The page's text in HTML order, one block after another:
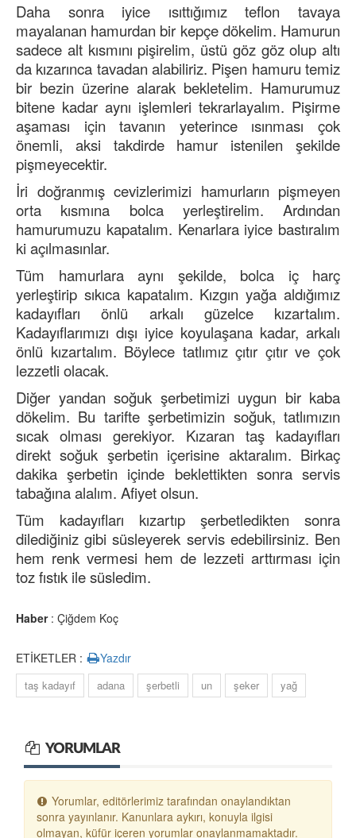
Daha sonra iyice ısıttığımız teflon tavaya
mayalanan hamurdan bir kepçe dökelim. Hamurun
sadece alt kısmını pişirelim, üstü göz göz olup altı
da kızarınca tavadan alabiliriz. Pişen hamuru temiz
bir bezin üzerine alarak bekletelim. Hamurumuz
bitene kadar aynı işlemleri tekrarlayalım. Pişirme
aşaması için tavanın yeterince ısınması çok
önemli, aksi takdirde hamur istenilen şekilde
pişmeyecektir.
İri doğranmış cevizlerimizi hamurların pişmeyen
orta kısmına bolca yerleştirelim. Ardından
hamurumuzu kapatalım. Kenarlara iyice bastıralım
ki açılmasınlar.
Tüm hamurlara aynı şekilde, bolca iç harç
yerleştirip sıkıca kapatalım. Kızgın yağa aldığımız
kadayıfları önlü arkalı güzelce kızartalım.
Kadayıflarımızı dışı iyice koyulaşana kadar, arkalı
önlü kızartalım. Böylece tatlımız çıtır çıtır ve çok
lezzetli olacak.
Diğer yandan soğuk şerbetimizi uygun bir kaba
dökelim. Bu tarifte şerbetimizin soğuk, tatlımızın
sıcak olması gerekiyor. Kızaran taş kadayıfları
direkt soğuk şerbetin içerisine aktaralım. Birkaç
dakika şerbetin içinde beklettikten sonra servis
tabağına alalım. Afiyet olsun.
Tüm kadayıfları kızartıp şerbetledikten sonra
dilediğiniz gibi süsleyerek servis edebilirsiniz. Ben
hem renk vermesi hem de lezzeti arttırması için
toz fıstık ile süsledim.
Haber: Çiğdem Koç
ETİKETLER : Yazdır
taş kadayıf adana şerbetli un şeker yağ
YORUMLAR
Yorumlar, editörlerimiz tarafından onaylandıktan
sonra yayınlanır. Kanunlara aykırı, konuyla ilgisi
olmayan, küfür içeren yorumlar onaylanmamaktadır.